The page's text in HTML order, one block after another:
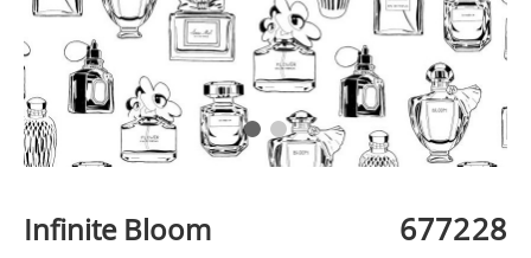
Infinite Bloom 677228